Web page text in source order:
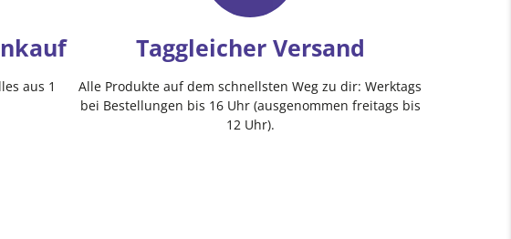
aus 1
Taggleicher Versand
Alle Produkte auf dem schnellsten Weg zu dir: Werktags
bei Bestellungen bis 16 Uhr (ausgenommen freitags bis
12 Uhr).